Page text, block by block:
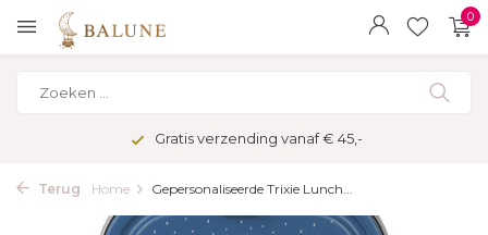
0
Gratis verzending vanaf € 45,-
Terug Home Gepersonaliseerde Trixie Lunch...